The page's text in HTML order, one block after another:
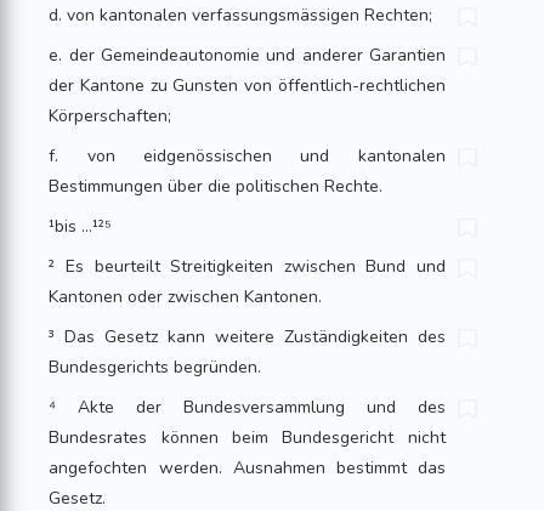
d. von kantonalen verfassungsmässigen Rechten;
e. der Gemeindeautonomie und anderer Garantien
der Kantone zu Gunsten von öffentlich-rechtlichen
Körperschaften;
f. von eidgenössischen und kantonalen
Bestimmungen über die politischen Rechte.
¹bis …¹²⁵
² Es beurteilt Streitigkeiten zwischen Bund und
Kantonen oder zwischen Kantonen.
³ Das Gesetz kann weitere Zuständigkeiten des
Bundesgerichts begründen.
⁴ Akte der Bundesversammlung und des
Bundesrates können beim Bundesgericht nicht
angefochten werden. Ausnahmen bestimmt das
Gesetz.